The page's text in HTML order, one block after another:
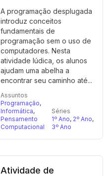
A programação desplugada
introduz conceitos
fundamentais de
programação sem o uso de
computadores. Nesta
atividade lúdica, os alunos
ajudam uma abelha a
encontrar seu caminho até...
Assuntos
Programação,
Informática,
Pensamento
Computacional
Séries
1º Ano, 2º Ano,
3º Ano
Atividade de